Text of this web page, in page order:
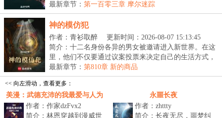
大...
最新章节： 第一百零三章 摩尔迷踪
神的模仿犯
作者：青衫取醉
更新时间：2026-08-07 15:13:45
简介：十二名身份各异的男女被邀请进入新世界。在这
里，他们不仅要通过议案投票来决定自己的生活方式，
还...
最新章节： 第810章 新的商品
<< 向左滑动，查看更多：
美漫：武德充沛的我最爱与人为
善
作者：作家dzFvx2
简介：林恩穿越到漫威世
永噩长夜
作者：zhttty
简介：长夜无尽，噩梦纠